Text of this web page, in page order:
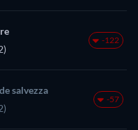
-122
salvezza
-57